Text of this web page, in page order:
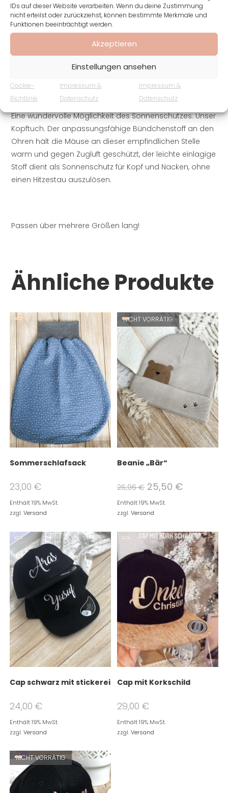
IDs auf dieser Website verarbeiten. Wenn du deine Zustimmung
nicht erteilst oder zurückziehst, können bestimmte Merkmale und
Funktionen beeinträchtigt werden.
Akzeptieren
Einstellungen ansehen
Cookie-
Richtlinie
Impressum &
Datenschutz
Impressum &
Datenschutz
Zur Wunschliste hinzufügen
BESCHREIBUNG
Beschreibung
Eine wundervolle Möglichkeit des Sonnenschutzes: Unser
Kopftuch. Der anpassungsfähige Bündchenstoff an den
Ohren hält die Mäuse an dieser empfindlichen Stelle
warm und gegen Zugluft geschützt, der leichte einlagige
Stoff dient als Sonnenschutz für Kopf und Nacken, ohne
einen Hitzestau auszulösen.
Passen über mehrere Größen lang!
Ähnliche Produkte
Sommerschlafsack
23,00 €
Enthält 19% MwSt.
zzgl.Versand
NICHT VORRÄTIG
Beanie „Bär“
26,96€ 25,50 €
Enthält 19% MwSt.
zzgl.Versand
Cap schwarz mit stickerei
24,00 €
Enthält 19% MwSt.
zzgl.Versand
Cap mit Korkschild
29,00€
Enthält 19% MwSt.
zzgl.Versand
NICHT VORRÄTIG